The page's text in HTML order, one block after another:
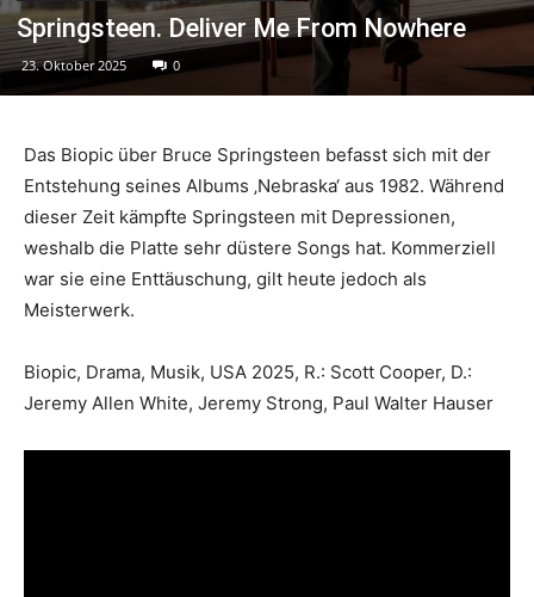
Springsteen. Deliver Me From Nowhere
23. Oktober 2025 0
Das Biopic über Bruce Springsteen befasst sich mit der
Entstehung seines Albums ‚Nebraska‘ aus 1982. Während
dieser Zeit kämpfte Springsteen mit Depressionen,
weshalb die Platte sehr düstere Songs hat. Kommerziell
war sie eine Enttäuschung, gilt heute jedoch als
Meisterwerk.
Biopic, Drama, Musik, USA 2025, R.: Scott Cooper, D.:
Jeremy Allen White, Jeremy Strong, Paul Walter Hauser